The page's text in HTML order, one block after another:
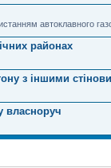
автоклавного
районах
з іншими
власноруч